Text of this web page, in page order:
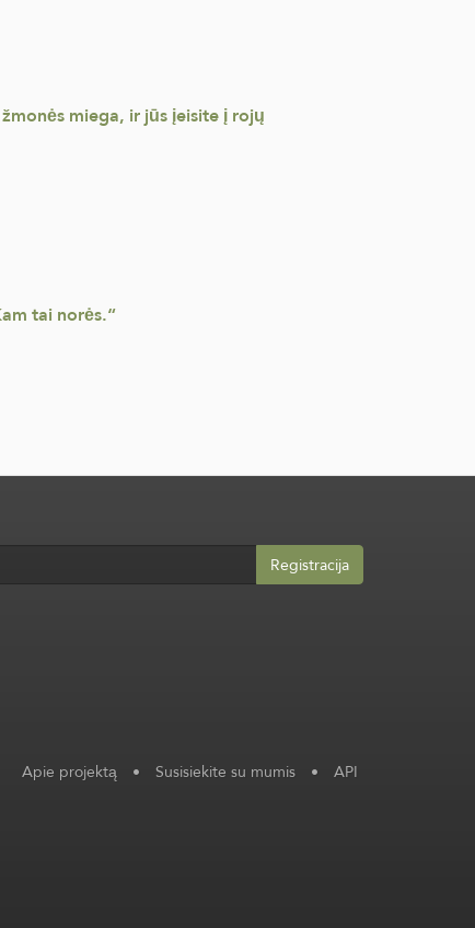
miega, ir jūs įeisite į rojų
tai norės.“
Registracija
Apie projektą • Susisiekite su mumis • API